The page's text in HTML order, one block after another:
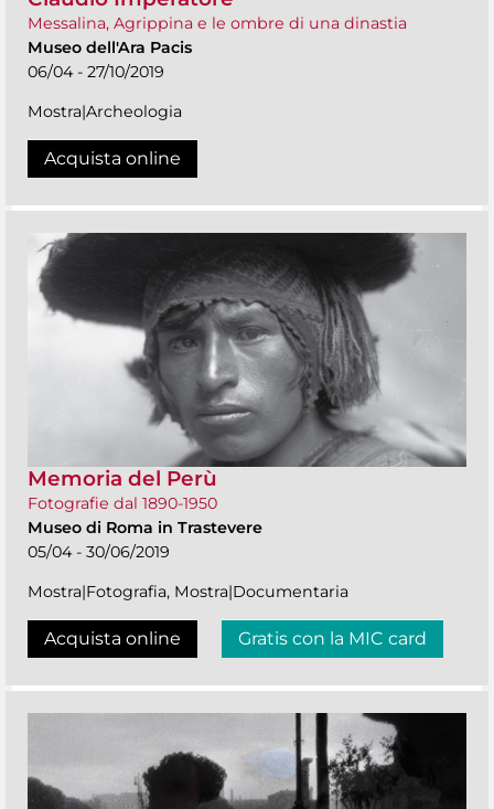
Messalina, Agrippina e le ombre di una dinastia
Museo dell'Ara Pacis
06/04 - 27/10/2019
Mostra|Archeologia
Acquista online
Memoria del Perù
Fotografie dal 1890-1950
Museo di Roma in Trastevere
05/04 - 30/06/2019
Mostra|Fotografia, Mostra|Documentaria
Acquista online Gratis con la MIC card